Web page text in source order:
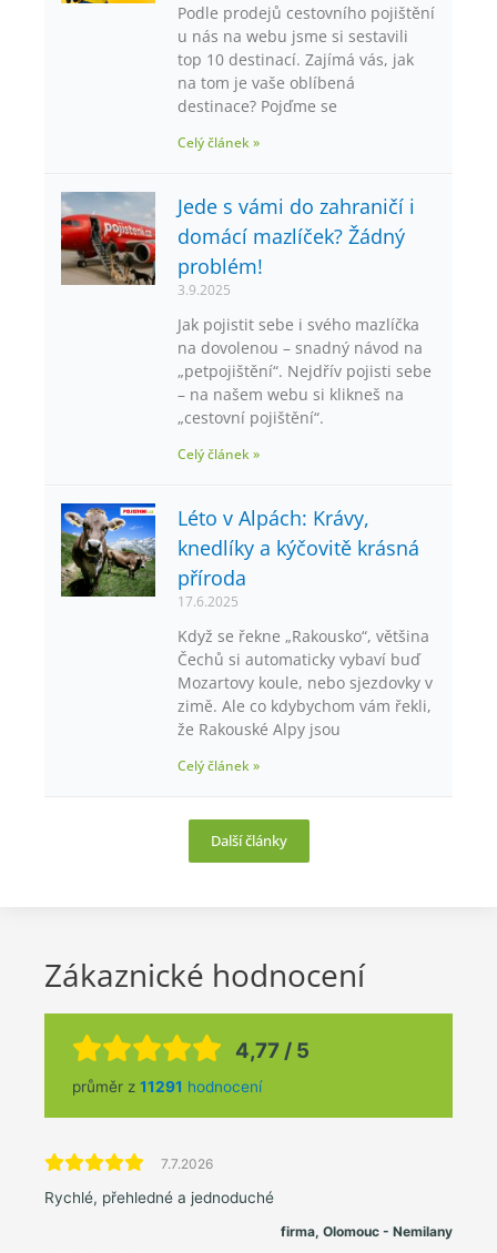
Podle prodejů cestovního pojištění
u nás na webu jsme si sestavili
top 10 destinací. Zajímá vás, jak
na tom je vaše oblíbená
destinace? Pojďme se
Celý článek »
Jede s vámi do zahraničí i
domácí mazlíček? Žádný
problém!
3.9.2025
Jak pojistit sebe i svého mazlíčka
na dovolenou – snadný návod na
„petpojištění“. Nejdřív pojisti sebe
– na našem webu si klikneš na
„cestovní pojištění“.
Celý článek »
Léto v Alpách: Krávy,
knedlíky a kýčovitě krásná
příroda
17.6.2025
Když se řekne „Rakousko“, většina
Čechů si automaticky vybaví buď
Mozartovy koule, nebo sjezdovky v
zimě. Ale co kdybychom vám řekli,
že Rakouské Alpy jsou
Celý článek »
Další články
Zákaznické hodnocení
4,77 / 5
průměr z 11291 hodnocení
7.7.2026
Rychlé, přehledné a jednoduché
firma, Olomouc - Nemilany